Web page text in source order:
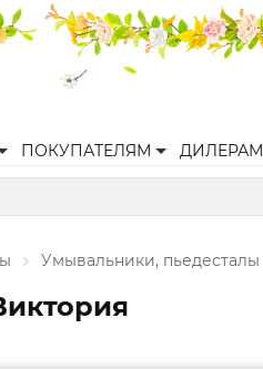
ПОКУПАТЕЛЯМ ДИЛЕРАМ
Умывальники, пьедесталы